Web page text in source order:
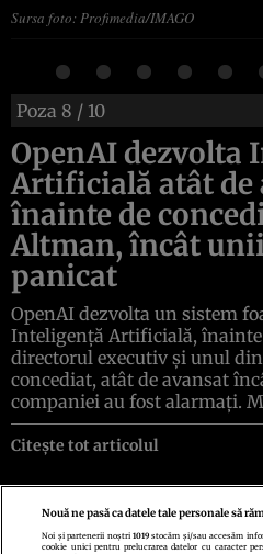
Sursa foto: Profimedia/IMAGO
Poza 8 / 10
OpenAI dezvolta
Artificială atât de
înainte de
Altman, încât
panicat
OpenAI dezvolta un sistem
Inteligență Artificială, înainte
directorul executiv și unul
concediat, atât de avansat
companiei au fost alarmați.
Citește tot articolul
Nouă ne pasă ca datele tale personale să
Noi și partenerii noștri1019 stocăm și/sau accesăm
cookie unici pentru prelucrarea datelor cu caracter